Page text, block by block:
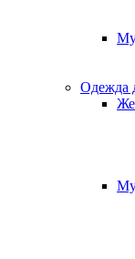
Одежда